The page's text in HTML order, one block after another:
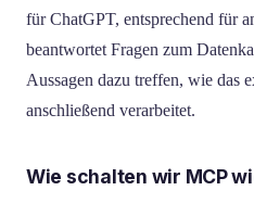
für ChatGPT, entsprechend für
beantwortet Fragen zum
Aussagen dazu treffen, wie das
anschließend verarbeitet.
Wie schalten wir MCP